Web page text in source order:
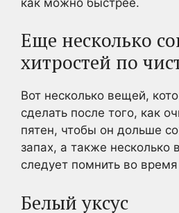
Еще несколько
хитростей по
Вот несколько вещей,
сделать после того, как
пятен, чтобы он дольше
запах, а также несколько
следует помнить во
Белый уксус